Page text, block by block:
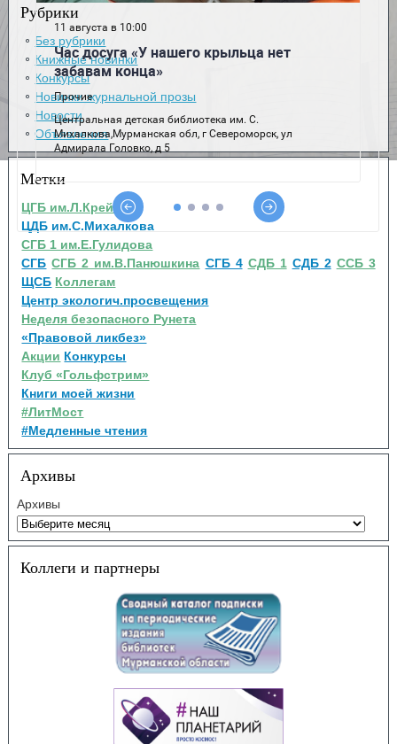
Рубрики
Без рубрики
Книжные новинки
Конкурсы
Новинки журнальной прозы
Новости
Объявления
Метки
ЦГБ им.Л.Крейна
ЦДБ им.С.Михалкова
СГБ 1 им.Е.Гулидова
СГБ СГБ 2 им.В.Панюшкина СГБ 4 СДБ 1 СДБ 2 ССБ 3
ЩСБ Коллегам
Центр экологич.просвещения
Неделя безопасного Рунета
«Правовой ликбез»
Акции Конкурсы
Клуб «Гольфстрим»
Книги моей жизни
#ЛитМост
#Медленные чтения
Архивы
Архивы
Коллеги и партнеры